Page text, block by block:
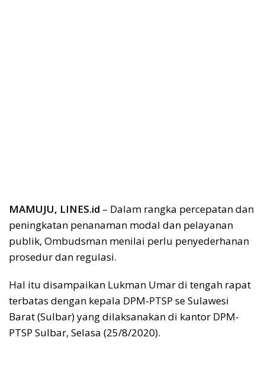
MAMUJU, LINES.id – Dalam rangka percepatan dan
peningkatan penanaman modal dan pelayanan
publik, Ombudsman menilai perlu penyederhanan
prosedur dan regulasi.
Hal itu disampaikan Lukman Umar di tengah rapat
terbatas dengan kepala DPM-PTSP se Sulawesi
Barat (Sulbar) yang dilaksanakan di kantor DPM-
PTSP Sulbar, Selasa (25/8/2020).